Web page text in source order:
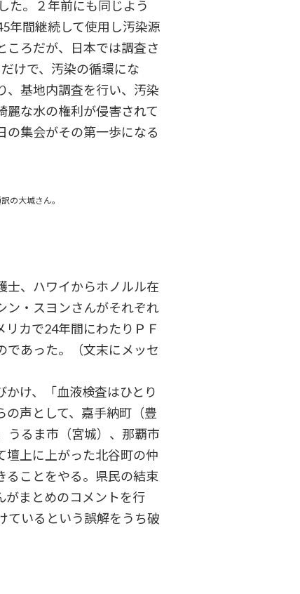
た。２年前にも同じよう
年間継続して使用し汚染源
ころだが、日本では調査さ
けで、汚染の循環にな
、基地内調査を行い、汚染
麗な水の権利が侵害されて
の集会がその第一歩になる
の大城さん。
、ハワイからホノルル在
ン・スヨンさんがそれぞれ
カで24年間にわたりＰＦ
であった。（文末にメッセ
け、「血液検査はひとり
の声として、嘉手納町（豊
うるま市（宮城）、那覇市
壇上に上がった北谷町の仲
ることをやる。県民の結束
がまとめのコメントを行
ているという誤解をうち破